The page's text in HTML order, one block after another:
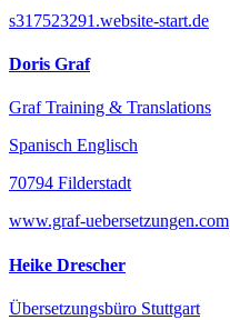
s317523291.website-start.de
Doris Graf
Graf Training & Translations
Spanisch Englisch
70794 Filderstadt
www.graf-uebersetzungen.com
Heike Drescher
Übersetzungsbüro Stuttgart